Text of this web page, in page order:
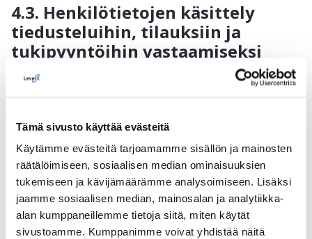
Tämä sivusto käyttää evästeitä
Käytämme evästeitä tarjoamamme sisällön ja mainosten
räätälöimiseen, sosiaalisen median ominaisuuksien
tukemiseen ja kävijämäärämme analysoimiseen. Lisäksi
jaamme sosiaalisen median, mainosalan ja analytiikka-
alan kumppaneillemme tietoja siitä, miten käytät
sivustoamme. Kumppanimme voivat yhdistää näitä
4.3. Henkilötietojen käsittely
tiedusteluihin, tilauksiin ja
tukipyyntöihin vastaamiseksi
Jotta voimme vastata tiedusteluun (verkon
palvelutilauksia, tarjota tukea tai mahdollistaa
osallistumisen keskustelufoorumiin,
käsittelemme seuraavia henkilötietoja: nimi,
sukunimi, yhteystiedot (puhelinnumero,
sähköpostiosoite) sekä tiedot pyynnöstäsi.